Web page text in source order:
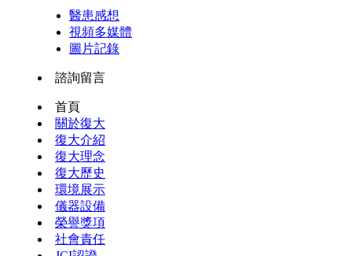
醫患感想
視頻多媒體
圖片記錄
諮詢留言
首頁
關於復大
復大介紹
復大理念
復大歷史
環境展示
儀器設備
榮譽獎項
社會責任